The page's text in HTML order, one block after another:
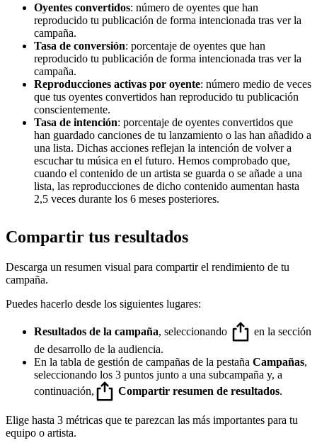
Oyentes convertidos: número de oyentes que han
reproducido tu publicación de forma intencionada tras ver la
campaña.
Tasa de conversión: porcentaje de oyentes que han
reproducido tu publicación de forma intencionada tras ver la
campaña.
Reproducciones activas por oyente: número medio de veces
que tus oyentes convertidos han reproducido tu publicación
conscientemente.
Tasa de intención: porcentaje de oyentes convertidos que
han guardado canciones de tu lanzamiento o las han añadido a
una lista. Dichas acciones reflejan la intención de volver a
escuchar tu música en el futuro. Hemos comprobado que,
cuando el contenido de un artista se guarda o se añade a una
lista, las reproducciones de dicho contenido aumentan hasta
2,5 veces durante los 6 meses posteriores.
Compartir tus resultados
Descarga un resumen visual para compartir el rendimiento de tu
campaña.
Puedes hacerlo desde los siguientes lugares:
Resultados de la campaña, seleccionando
en la sección
de desarrollo de la audiencia.
En la tabla de gestión de campañas de la pestaña Campañas,
seleccionando los 3 puntos junto a una subcampaña y, a
continuación,
Compartir resumen de resultados.
Elige hasta 3 métricas que te parezcan las más importantes para tu
equipo o artista.